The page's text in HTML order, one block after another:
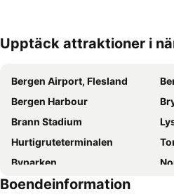
Förstora kartan
Upptäck attraktioner i
Bergen Airport, Flesland
Bergen Harbour
Brann Stadium
Hurtigruteterminalen
Byparken
Norges Fiskerimuseum
Boendeinformation